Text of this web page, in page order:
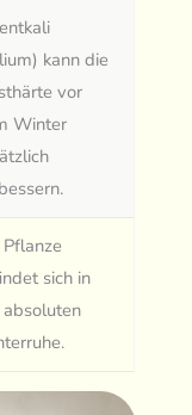
kann die
vor
Winter
sich in